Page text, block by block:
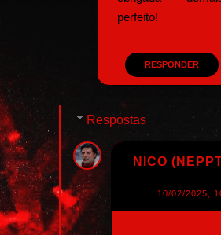
perfeito!
RESPONDER
Respostas
NICO
10/02/2025,